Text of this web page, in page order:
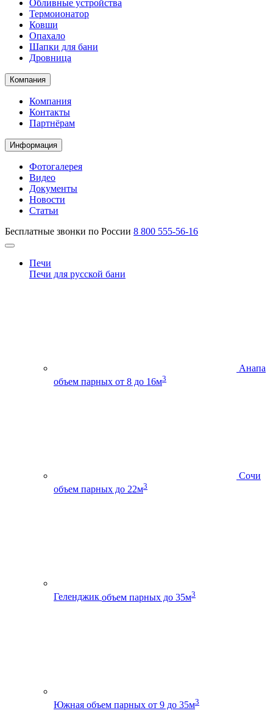
Обливные устройства
Термоионатор
Ковши
Опахало
Шапки для бани
Дровница
Компания
Компания
Контакты
Партнёрам
Информация
Фотогалерея
Видео
Документы
Новости
Статьи
Бесплатные звонки по России 8 800 555-56-16
Печи
Печи для русской бани
Анапа
объем парных от 8 до 16м3
Сочи
объем парных до 22м3
Геленджик объем парных до 35м3
Южная объем парных от 9 до 35м3